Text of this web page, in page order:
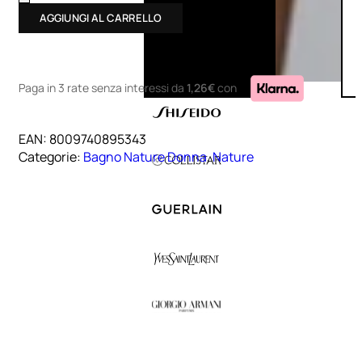
AGGIUNGI AL CARRELLO
Paga in 3 rate senza interessi da 1,26€con
EAN: 8009740895343
Categorie: Bagno Nature Donna,Nature